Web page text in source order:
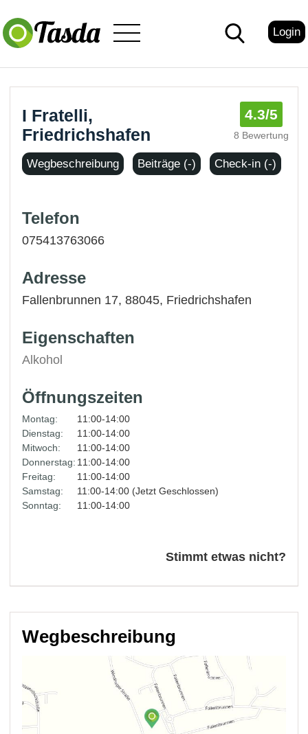
Login
I Fratelli,
Friedrichshafen
4.3/5
8 Bewertung
Wegbeschreibung Beiträge (-) Check-in (-)
Telefon
075413763066
Adresse
Fallenbrunnen 17, 88045, Friedrichshafen
Eigenschaften
Alkohol
Öffnungszeiten
Montag:
11:00-14:00
Dienstag:
11:00-14:00
Mitwoch:
11:00-14:00
Donnerstag: 11:00-14:00
Freitag:
11:00-14:00
Samstag:
11:00-14:00 (Jetzt Geschlossen)
Sonntag:
11:00-14:00
Stimmt etwas nicht?
Wegbeschreibung